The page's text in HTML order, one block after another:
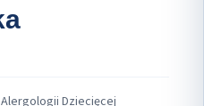
Dziecięcej